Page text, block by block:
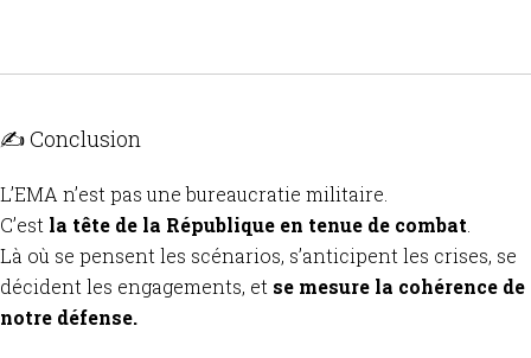
✍️ Conclusion
L’EMA n’est pas une bureaucratie militaire.
C’est la tête de la République en tenue de combat.
Là où se pensent les scénarios, s’anticipent les crises, se
décident les engagements, et se mesure la cohérence de
notre défense.